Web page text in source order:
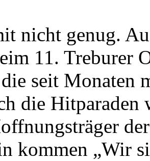
nicht genug.
11. Treburer
die seit Monaten
die Hitparaden
kommen „Wir